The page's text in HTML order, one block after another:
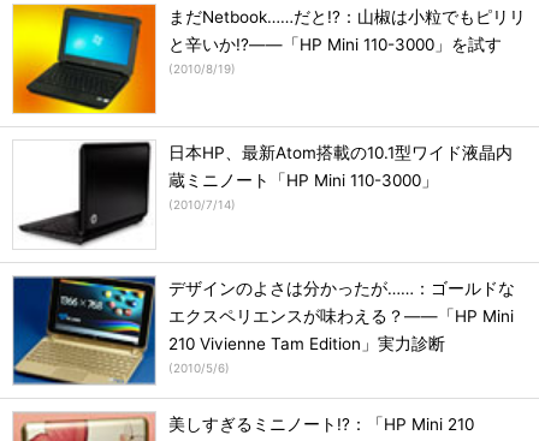
まだNetbook……だと!?：山椒は小粒でもピリリ
と辛いか!?――「HP Mini 110-3000」を試す
(2010/8/19)
日本HP、最新Atom搭載の10.1型ワイド液晶内
蔵ミニノート「HP Mini 110-3000」
(2010/7/14)
デザインのよさは分かったが……：ゴールドな
エクスペリエンスが味わえる？――「HP Mini
210 Vivienne Tam Edition」実力診断
(2010/5/6)
美しすぎるミニノート!?：「HP Mini 210